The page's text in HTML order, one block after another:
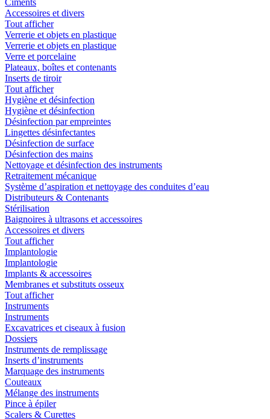
Ciments
Accessoires et divers
Tout afficher
Verrerie et objets en plastique
Verrerie et objets en plastique
Verre et porcelaine
Plateaux, boîtes et contenants
Inserts de tiroir
Tout afficher
Hygiène et désinfection
Hygiène et désinfection
Désinfection par empreintes
Lingettes désinfectantes
Désinfection de surface
Désinfection des mains
Nettoyage et désinfection des instruments
Retraitement mécanique
Système d’aspiration et nettoyage des conduites d’eau
Distributeurs & Contenants
Stérilisation
Baignoires à ultrasons et accessoires
Accessoires et divers
Tout afficher
Implantologie
Implantologie
Implants & accessoires
Membranes et substituts osseux
Tout afficher
Instruments
Instruments
Excavatrices et ciseaux à fusion
Dossiers
Instruments de remplissage
Inserts d’instruments
Marquage des instruments
Couteaux
Mélange des instruments
Pince à épiler
Scalers & Curettes